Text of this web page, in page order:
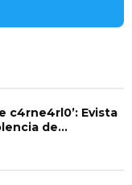
c4rne4rl0’: Evista
de...